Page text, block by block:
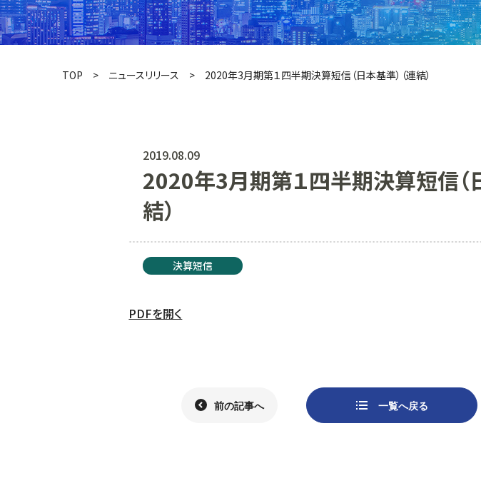
TOP ニュースリリース 2020年3月期第１四半期決算短信（日本基準）（連結）
2019.08.09
2020年3月期第１四半期決算短信（
結）
決算短信
PDFを開く
前の記事へ 一覧へ戻る